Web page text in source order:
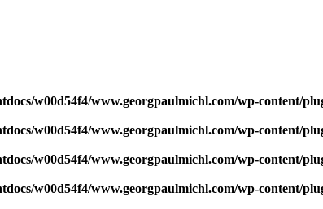
w00d54f4/www.georgpaulmichl.com/wp-content/
w00d54f4/www.georgpaulmichl.com/wp-content/
w00d54f4/www.georgpaulmichl.com/wp-content/
w00d54f4/www.georgpaulmichl.com/wp-content/